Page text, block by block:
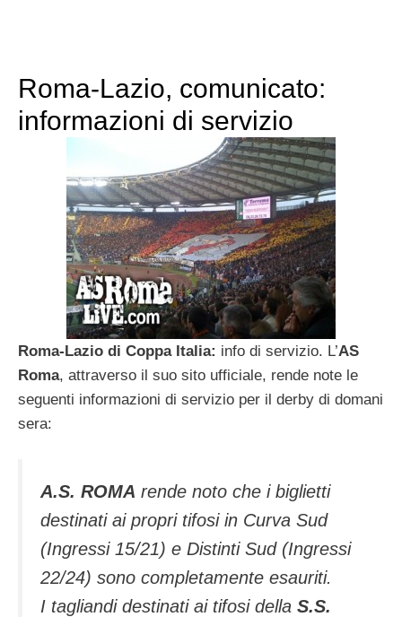
Roma-Lazio, comunicato:
informazioni di servizio
Roma-Lazio di Coppa Italia: info di servizio. L’AS
Roma, attraverso il suo sito ufficiale, rende note le
seguenti informazioni di servizio per il derby di domani
sera:
A.S. ROMA rende noto che i biglietti
destinati ai propri tifosi in Curva Sud
(Ingressi 15/21) e Distinti Sud (Ingressi
22/24) sono completamente esauriti.
I tagliandi destinati ai tifosi della S.S.